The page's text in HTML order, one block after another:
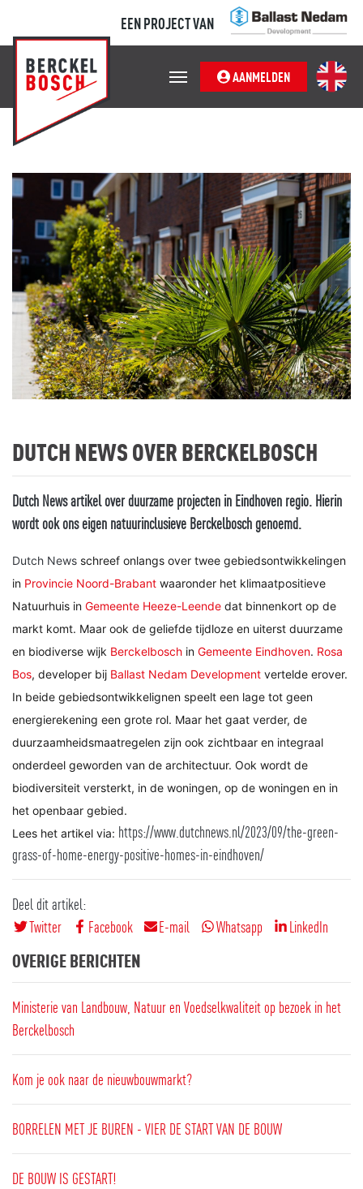
EEN PROJECT VAN
AANMELDEN
DUTCH NEWS OVER BERCKELBOSCH
Dutch News artikel over duurzame projecten in Eindhoven regio. Hierin
wordt ook ons eigen natuurinclusieve Berckelbosch genoemd.
Dutch News schreef onlangs over twee gebiedsontwikkelingen
in Provincie Noord-Brabant waaronder het klimaatpositieve
Natuurhuis in Gemeente Heeze-Leende dat binnenkort op de
markt komt. Maar ook de geliefde tijdloze en uiterst duurzame
en biodiverse wijk Berckelbosch in Gemeente Eindhoven. Rosa
Bos, developer bij Ballast Nedam Development vertelde erover.
In beide gebiedsontwikkelignen speelt een lage tot geen
energierekening een grote rol. Maar het gaat verder, de
duurzaamheidsmaatregelen zijn ook zichtbaar en integraal
onderdeel geworden van de architectuur. Ook wordt de
biodiversiteit versterkt, in de woningen, op de woningen en in
het openbaar gebied.
Lees het artikel via: https://www.dutchnews.nl/2023/09/the-green-
grass-of-home-energy-positive-homes-in-eindhoven/
Deel dit artikel:
Twitter
Facebook E-mail Whatsapp LinkedIn
OVERIGE BERICHTEN
Ministerie van Landbouw, Natuur en Voedselkwaliteit op bezoek in het
Berckelbosch
Kom je ook naar de nieuwbouwmarkt?
BORRELEN MET JE BUREN - VIER DE START VAN DE BOUW
DE BOUW IS GESTART!